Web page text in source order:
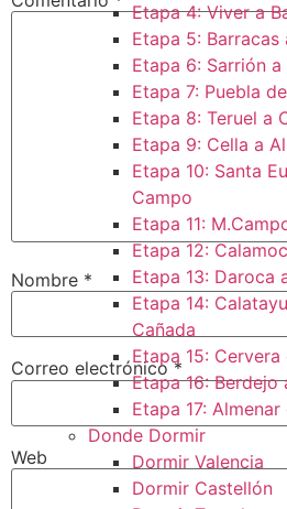
Etapa 4: Viver a
Etapa 5: Barracas
Etapa 6: Sarrión
Etapa 7: Puebla
Etapa 8: Teruel a
Etapa 9: Cella a
Etapa 10: Santa
Campo​
Etapa 11:
Etapa 12:
Etapa 13: Daroca
Etapa 14:
Cañada​
Etapa 15:
Etapa 16: Berdejo
Etapa 17:
Donde Dormir
Dormir Valencia
Dormir Castellón
Nombre *
Correo electrónico*
Web